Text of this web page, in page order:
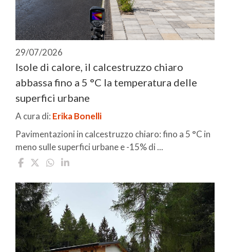
29/07/2026
Isole di calore, il calcestruzzo chiaro
abbassa fino a 5 °C la temperatura delle
superfici urbane
A cura di: Erika Bonelli
Pavimentazioni in calcestruzzo chiaro: fino a 5 °C in
meno sulle superfici urbane e -15% di ...